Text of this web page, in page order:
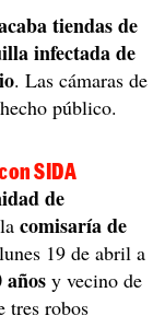
tiendas de
infectada de
. Las cámaras de
público.
SIDA
de
comisaría de
19 de abril a
y vecino de
tres robos